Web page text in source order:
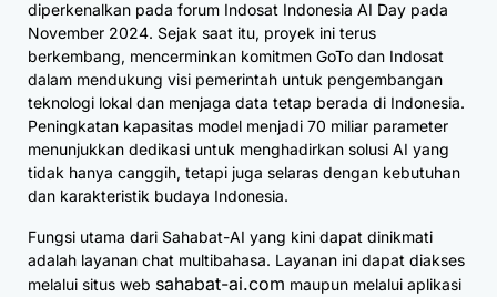
diperkenalkan pada forum Indosat Indonesia AI Day pada
November 2024. Sejak saat itu, proyek ini terus
berkembang, mencerminkan komitmen GoTo dan Indosat
dalam mendukung visi pemerintah untuk pengembangan
teknologi lokal dan menjaga data tetap berada di Indonesia.
Peningkatan kapasitas model menjadi 70 miliar parameter
menunjukkan dedikasi untuk menghadirkan solusi AI yang
tidak hanya canggih, tetapi juga selaras dengan kebutuhan
dan karakteristik budaya Indonesia.
Fungsi utama dari Sahabat-AI yang kini dapat dinikmati
adalah layanan chat multibahasa. Layanan ini dapat diakses
melalui situs web sahabat-ai.com maupun melalui aplikasi